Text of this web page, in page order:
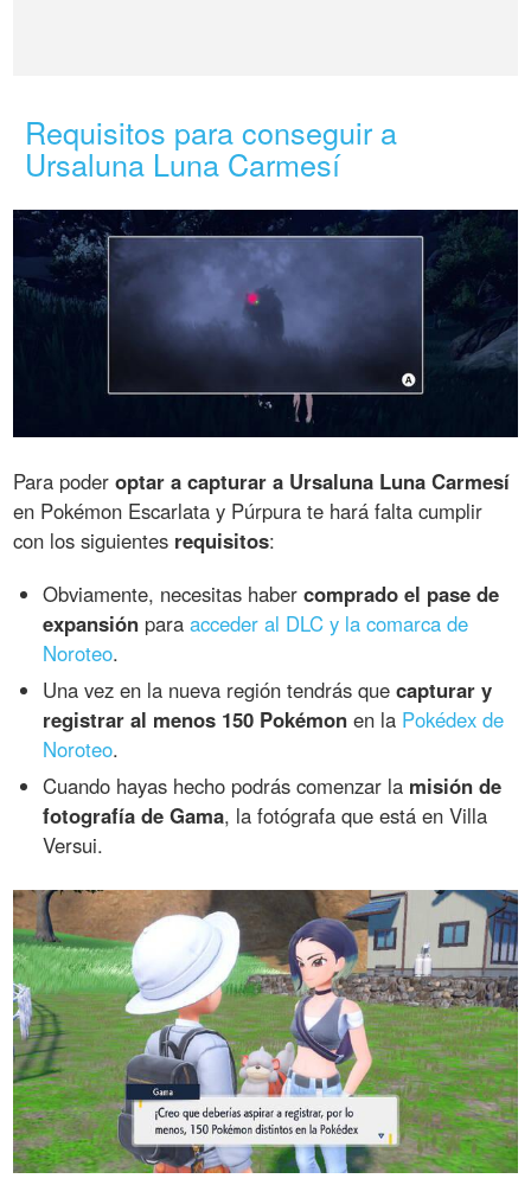
Requisitos para conseguir a
Ursaluna Luna Carmesí
Para poderoptar a capturar a Ursaluna Luna Carmesí
en Pokémon Escarlata y Púrpura te hará falta cumplir
con los siguientes requisitos:
Obviamente, necesitas habercomprado el pase de
expansión paraacceder al DLC y la comarca de
Noroteo.
Una vez en la nueva región tendrás quecapturar y
registrar al menos 150 Pokémon en la Pokédex de
Noroteo.
Cuando hayas hecho podrás comenzar la misión de
fotografía de Gama, la fotógrafa que está en Villa
Versui.